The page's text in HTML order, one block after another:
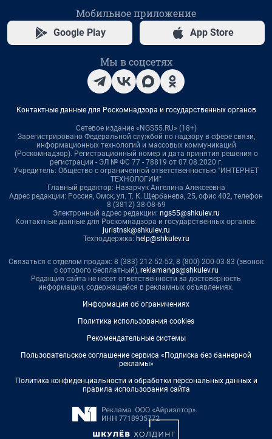
Мобильное приложение
Google Play App Store
Мы в соцсетях
Контактные данные для Роскомнадзора и государственных органов
Сетевое издание «NGS55.RU» (18+)
Зарегистрировано Федеральной службой по надзору в сфере связи,
информационных технологий и массовых коммуникаций
(Роскомнадзор). Регистрационный номер и дата принятия решения о
регистрации - ЭЛ № ФС 77 - 78819 от 07.08.2020 г.
Учредитель: Общество с ограниченной ответственностью "ИНТЕРНЕТ
ТЕХНОЛОГИИ"
Главный редактор: Назарчук Ангелина Алексеевна
Адрес редакции: Россия, Омск, ул. Т. К. Щербанева, 25, офис 402, телефон
8 (3812) 38-08-69
Электронный адрес редакции: ngs55@shkulev.ru
Контактные данные для Роскомнадзора и государственных органов:
juristnsk@shkulev.ru
Техподдержка: help@shkulev.ru
Связаться с отделом продаж: 8 (383) 212-52-52, 8 (800) 200-03-83 (звонок
с сотового бесплатный), reklamangs@shkulev.ru
Редакция сайта не несет ответственности за достоверность
информации, содержащейся в рекламных объявлениях.
Информация об ограничениях
Политика использования cookies
Рекомендательные системы
Пользовательское соглашение сервиса «Подписка без баннерной
рекламы»
Политика конфиденциальности и обработки персональных данных и
правила использования сайта